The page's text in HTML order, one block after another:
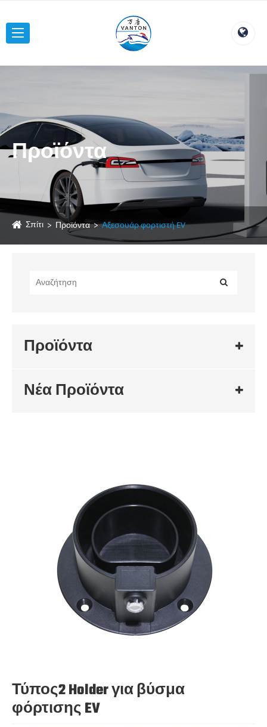
Προϊόντα
Σπίτι Προϊόντα Αξεσουάρ φορτιστή EV
Προϊόντα
Νέα Προϊόντα
Τύπος2 Holder για βύσμα
φόρτισης EV